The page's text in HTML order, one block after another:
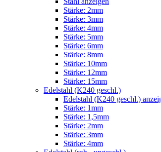
Stärke: 2mm
Stärke: 3mm
Stärke: 4mm
Stärke: 5mm
Stärke: 6mm
Stärke: 8mm
Stärke: 10mm
Stärke: 12mm
Stärke: 15mm
Edelstahl (K240 geschl.)
Edelstahl (K240 geschl.)
Stärke: 1mm
Stärke: 1,5mm
Stärke: 2mm
Stärke: 3mm
Stärke: 4mm